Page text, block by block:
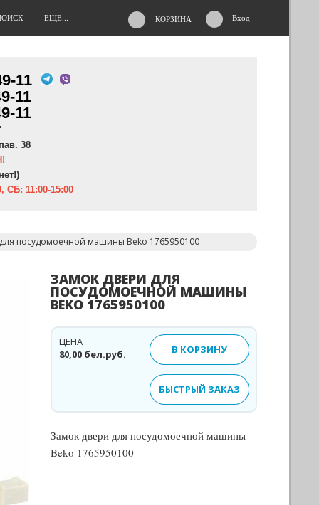
КОРЗИНА Вход
ЕЩЕ...
11
11
11
38
СБ: 11:00-15:00
посудомоечной машины Beko 1765950100
ЗАМОК ДВЕРИ ДЛЯ
ПОСУДОМОЕЧНОЙ МАШИНЫ
BEKO 1765950100
80,00 бел.руб.
ЦЕНА
В КОРЗИНУ
БЫСТРЫЙ ЗАКАЗ
Замок двери для посудомоечной машины
Beko 1765950100